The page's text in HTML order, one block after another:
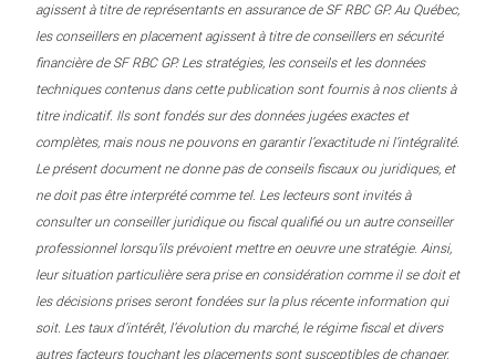
agissent à titre de représentants en assurance de SF RBC GP. Au Québec,
les conseillers en placement agissent à titre de conseillers en sécurité
financière de SF RBC GP. Les stratégies, les conseils et les données
techniques contenus dans cette publication sont fournis à nos clients à
titre indicatif. Ils sont fondés sur des données jugées exactes et
complètes, mais nous ne pouvons en garantir l’exactitude ni l’intégralité.
Le présent document ne donne pas de conseils fiscaux ou juridiques, et
ne doit pas être interprété comme tel. Les lecteurs sont invités à
consulter un conseiller juridique ou fiscal qualifié ou un autre conseiller
professionnel lorsqu’ils prévoient mettre en oeuvre une stratégie. Ainsi,
leur situation particulière sera prise en considération comme il se doit et
les décisions prises seront fondées sur la plus récente information qui
soit. Les taux d’intérêt, l’évolution du marché, le régime fiscal et divers
autres facteurs touchant les placements sont susceptibles de changer.